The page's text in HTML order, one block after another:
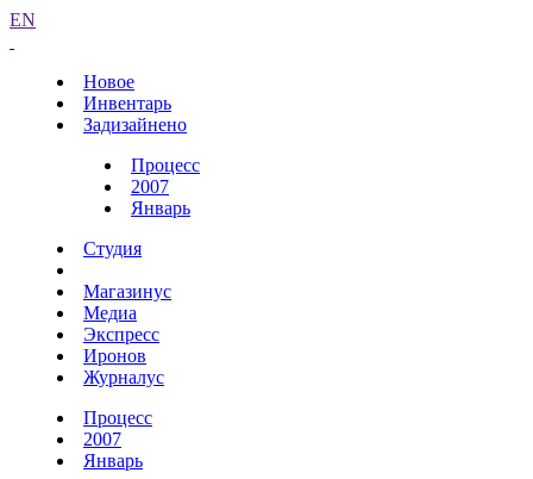
EN
Новое
Инвентарь
Задизайнено
Процесс
2007
Январь
Студия
Магазинус
Медиа
Экспресс
Иронов
Журналус
Процесс
2007
Январь